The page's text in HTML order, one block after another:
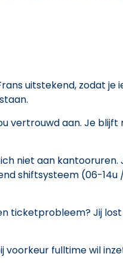
uitstekend, zodat je
vertrouwd aan. Je blijft
niet aan
shiftsysteem (06-14u
ticketprobleem? Jij
voorkeur fulltime wil